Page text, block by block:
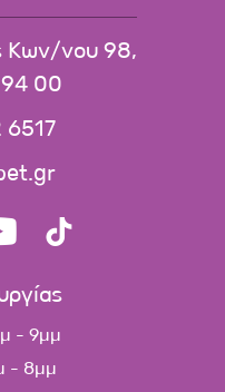
Κων/νου 98,
00
6517
- 9μμ
- 8μμ